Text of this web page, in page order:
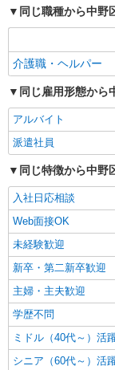
キー
派遣社員
（株）ウィルオブ
キー
派遣社員
（株）ウィルオブ
キー
派遣社員
同じ職種から中野
介護職・ヘルパー
同じ雇用形態から
アルバイト
派遣社員
同じ特徴から中野
入社日応相談
Web面接OK
未経験歓迎
新卒・第二新卒歓迎
主婦・主夫歓迎
学歴不問
ミドル（40代～）活
シニア（60代～）活